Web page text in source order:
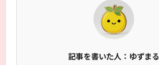
記事を書いた人：ゆずまる